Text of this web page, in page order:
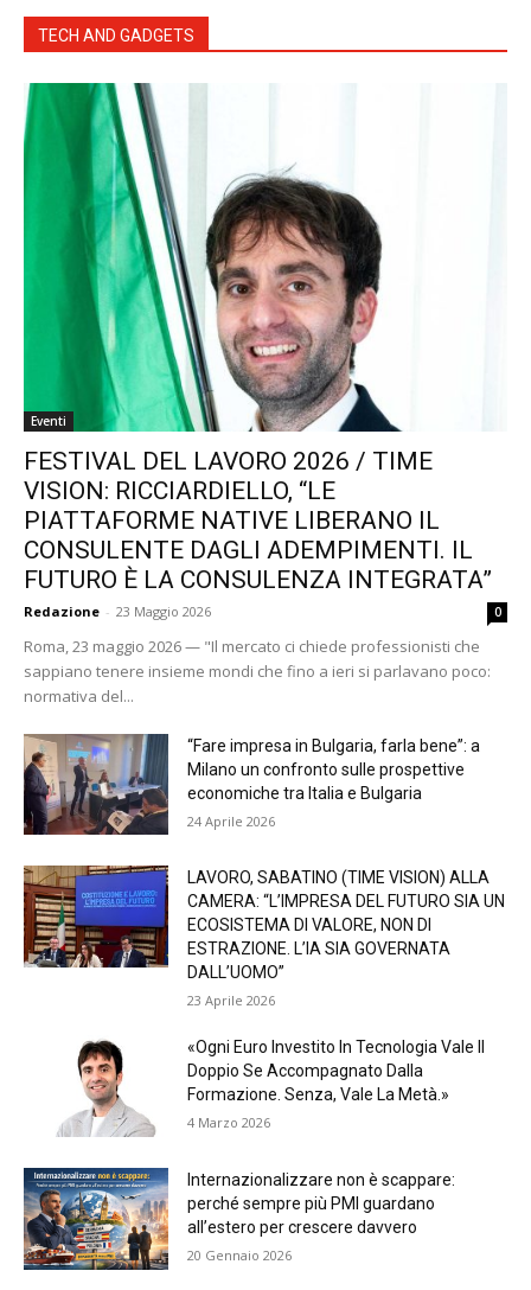
TECH AND GADGETS
Eventi
FESTIVAL DEL LAVORO 2026 / TIME
VISION: RICCIARDIELLO, “LE
PIATTAFORME NATIVE LIBERANO IL
CONSULENTE DAGLI ADEMPIMENTI. IL
FUTURO È LA CONSULENZA INTEGRATA”
Redazione - 23 Maggio 2026 0
Roma, 23 maggio 2026 — "Il mercato ci chiede professionisti che
sappiano tenere insieme mondi che fino a ieri si parlavano poco:
normativa del...
“Fare impresa in Bulgaria, farla bene”: a
Milano un confronto sulle prospettive
economiche tra Italia e Bulgaria
24 Aprile 2026
LAVORO, SABATINO (TIME VISION) ALLA
CAMERA: “L’IMPRESA DEL FUTURO SIA UN
ECOSISTEMA DI VALORE, NON DI
ESTRAZIONE. L’IA SIA GOVERNATA
DALL’UOMO”
23 Aprile 2026
«Ogni Euro Investito In Tecnologia Vale Il
Doppio Se Accompagnato Dalla
Formazione. Senza, Vale La Metà.»
4 Marzo 2026
Internazionalizzare non è scappare:
perché sempre più PMI guardano
all’estero per crescere davvero
20 Gennaio 2026